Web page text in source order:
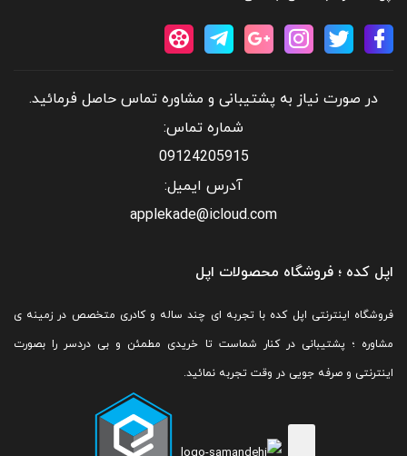
در صورت نیاز به پشتیبانی و مشاوره تماس حاصل فرمائید.
شماره تماس:
09124205915
آدرس ایمیل:
applekade@icloud.com
اپل کده ؛ فروشگاه محصولات اپل
فروشگاه اینترنتی اپل کده با تجربه ای چند ساله و کادری متخصص در زمینه ی
مشاوره ؛ پشتیبانی در کنار شماست تا خریدی مطمئن و بی دردسر را بصورت
اینترنتی و صرفه جویی در وقت تجربه نمائید.